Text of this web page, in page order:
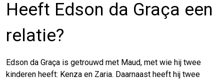
Heeft Edson da Graça een
relatie?
Edson da Graça is getrouwd met Maud, met wie hij twee
kinderen heeft: Kenza en Zaria. Daarnaast heeft hij twee